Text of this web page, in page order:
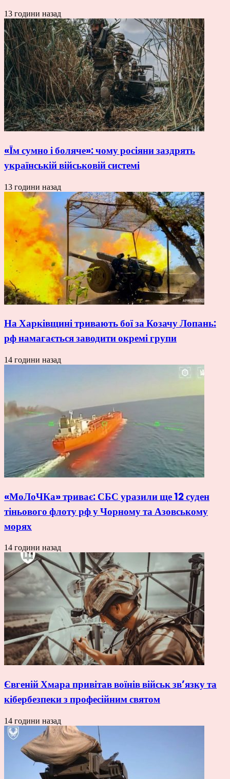
13 години назад
«Їм сумно і боляче»: чому росіяни заздрять
українській військовій системі
13 години назад
На Харківщині тривають бої за Козачу Лопань:
рф намагається заводити окремі групи
14 години назад
«МоЛоЧКа» триває: СБС уразили ще 12 суден
тіньового флоту рф у Чорному та Азовському
морях
14 години назад
Євгеній Хмара привітав воїнів військ зв’язку та
кібербезпеки з професійним святом
14 години назад